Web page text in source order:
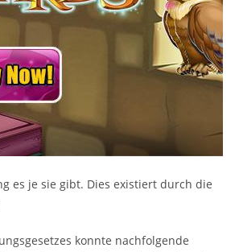
es je sie gibt. Dies existiert durch die
konnte nachfolgende